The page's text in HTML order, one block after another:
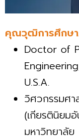
คุณวุฒิการศึกษา
Doctor of
U.S.A.
วิศวกรรมศ
(เกียรตินิยม
มหาวิทยาลัย